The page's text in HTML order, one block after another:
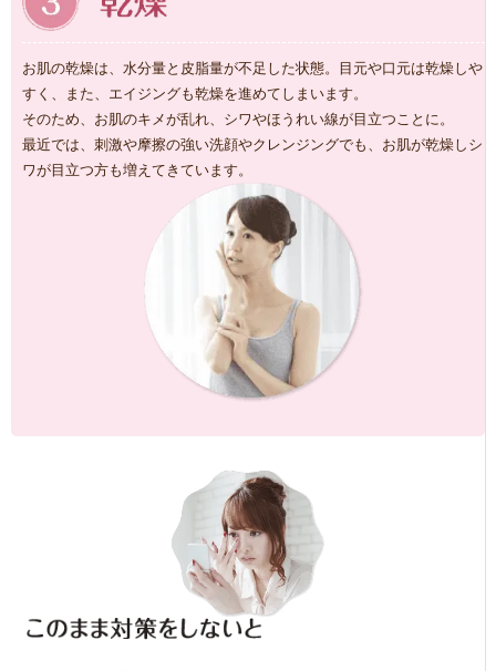
お肌の乾燥は、水分量と皮脂量が不足した状態。目元や口元は乾燥しや
すく、また、エイジングも乾燥を進めてしまいます。
そのため、お肌のキメが乱れ、シワやほうれい線が目立つことに。
最近では、刺激や摩擦の強い洗顔やクレンジングでも、お肌が乾燥しシ
ワが目立つ方も増えてきています。